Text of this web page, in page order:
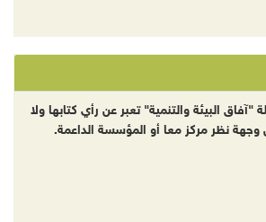
"آفاق البيئة والتنمية" تعبر عن رأي كتابها ولا
وجهة نظر مركز معا أو المؤسسة الداعمة.